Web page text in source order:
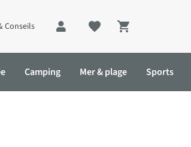
Conseils
Shopping cart
Camping Mer & plage Sports